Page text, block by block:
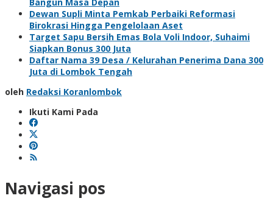
Dewan Supli Minta Pemkab Perbaiki Reformasi
Birokrasi Hingga Pengelolaan Aset
Target Sapu Bersih Emas Bola Voli Indoor, Suhaimi
Siapkan Bonus 300 Juta
Daftar Nama 39 Desa / Kelurahan Penerima Dana 300
Juta di Lombok Tengah
oleh Redaksi Koranlombok
Ikuti Kami Pada
Navigasi pos